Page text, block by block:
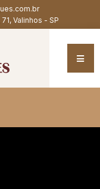
Valinhos - SP